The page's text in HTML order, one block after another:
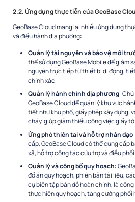
2.2. Ứng dụng thực tiễn của GeoBase
GeoBase Cloud mang lại nhiều ứng dụng
và điều hành địa phương:
Quản lý tài nguyên và bảo vệ môi
thể sử dụng GeoBase Mobile để giám
nguyên trực tiếp từ thiết bị di động,
chính xác.
Quản lý hành chính địa phương:
GeoBase Cloud để quản lý khu vực
tiết như khu phố, giấy phép xây dựng,
cháy, giúp giảm thiểu công việc giấy
Ứng phó thiên tai và hỗ trợ nhân đạo
cấp, GeoBase Cloud có thể cung cấp
xã, hỗ trợ công tác cứu trợ và điều
Quản lý và công bố quy hoạch:
đồ án quy hoạch, phiên bản tài liệu,
cụ biên tập bản đồ hoàn chỉnh, là
thực hiện quy hoạch, tăng cường phối